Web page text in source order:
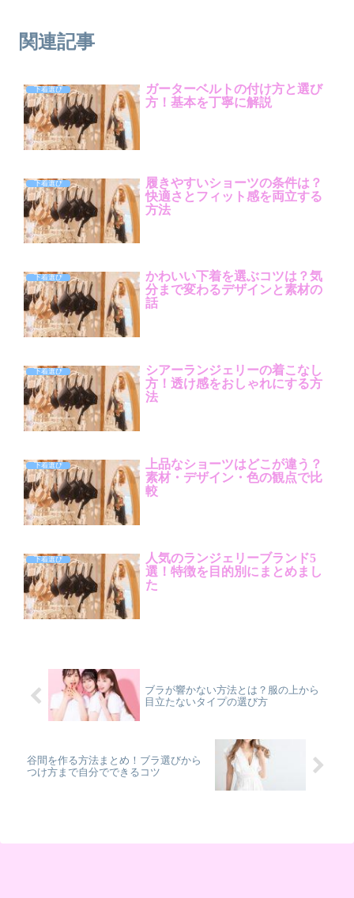
関連記事
下着選び
ガーターベルトの付け方と選び
方！基本を丁寧に解説
下着選び
履きやすいショーツの条件は？
快適さとフィット感を両立する
方法
下着選び
かわいい下着を選ぶコツは？気
分まで変わるデザインと素材の
話
下着選び
シアーランジェリーの着こなし
方！透け感をおしゃれにする方
法
下着選び
上品なショーツはどこが違う？
素材・デザイン・色の観点で比
較
下着選び
人気のランジェリーブランド5
選！特徴を目的別にまとめまし
た
ブラが響かない方法とは？服の上から
目立たないタイプの選び方
谷間を作る方法まとめ！ブラ選びから
つけ方まで自分でできるコツ